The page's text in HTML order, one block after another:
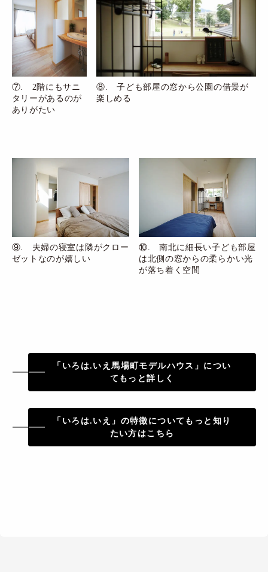
⑦. 2階にもサニ
タリーがあるのが
ありがたい
⑧. 子ども部屋の窓から公園の借景が
楽しめる
⑨. 夫婦の寝室は隣がクロー
ゼットなのが嬉しい
⑩. 南北に細長い子ども部屋
は北側の窓からの柔らかい光
が落ち着く空間
「いろは.いえ馬場町モデルハウス」につい
てもっと詳しく
「いろは.いえ」の特徴についてもっと知り
たい方はこちら